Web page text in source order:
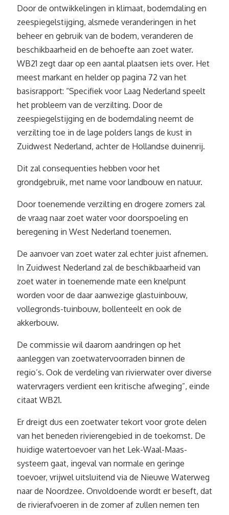
Door de ontwikkelingen in klimaat, bodemdaling en
zeespiegelstijging, alsmede veranderingen in het
beheer en gebruik van de bodem, veranderen de
beschikbaarheid en de behoefte aan zoet water.
WB21 zegt daar op een aantal plaatsen iets over. Het
meest markant en helder op pagina 72 van het
basisrapport: “Specifiek voor Laag Nederland speelt
het probleem van de verzilting. Door de
zeespiegelstijging en de bodemdaling neemt de
verzilting toe in de lage polders langs de kust in
Zuidwest Nederland, achter de Hollandse duinenrij.
Dit zal consequenties hebben voor het
grondgebruik, met name voor landbouw en natuur.
Door toenemende verzilting en drogere zomers zal
de vraag naar zoet water voor doorspoeling en
beregening in West Nederland toenemen.
De aanvoer van zoet water zal echter juist afnemen.
In Zuidwest Nederland zal de beschikbaarheid van
zoet water in toenemende mate een knelpunt
worden voor de daar aanwezige glastuinbouw,
vollegronds-tuinbouw, bollenteelt en ook de
akkerbouw.
De commissie wil daarom aandringen op het
aanleggen van zoetwatervoorraden binnen de
regio’s. Ook de verdeling van rivierwater over diverse
watervragers verdient een kritische afweging”, einde
citaat WB21.
Er dreigt dus een zoetwater tekort voor grote delen
van het beneden rivierengebied in de toekomst. De
huidige watertoevoer van het Lek-Waal-Maas-
systeem gaat, ingeval van normale en geringe
toevoer, vrijwel uitsluitend via de Nieuwe Waterweg
naar de Noordzee. Onvoldoende wordt er beseft, dat
de rivierafvoeren in de zomer af zullen nemen ten